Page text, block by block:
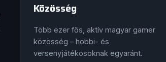
Közösség
Több ezer fős, aktív magyar gamer
közösség – hobbi- és
versenyjátékosoknak egyaránt.